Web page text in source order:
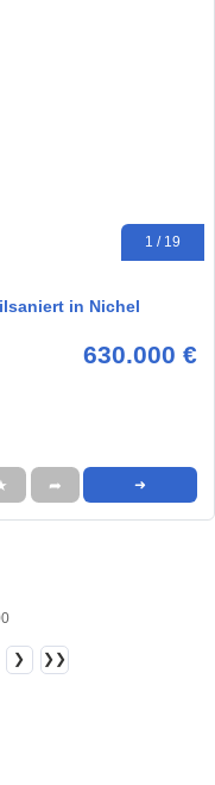
1 / 19
in Nichel
630.000 €
➦ ➜
❯ ❯❯